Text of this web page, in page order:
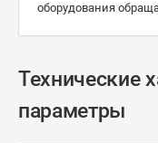
оборудования
Технические
параметры